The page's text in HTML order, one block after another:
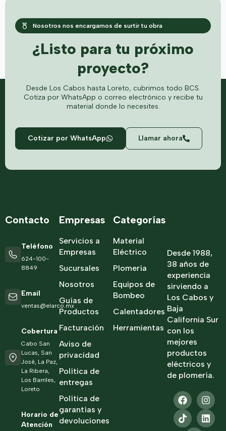
Nosotros nos encargamos de surtir tu obra
¿Listo para tu próximo
proyecto?
Desde Los Cabos hasta Loreto, cubrimos todo BCS.
Cotiza por WhatsApp o correo electrónico y recibe tu
material donde lo necesites.
Cotizar por WhatsApp Llamar ahora
Desde 1988,
38 años de
experiencia
sirviendo a
Los Cabos y
Baja
California Sur
con los
mejores
productos
eléctricos y
de plomería.
Categorías
Material
Eléctrico
Plomería
Equipos de
Bombeo
Calentadores
Herramientas
Empresas
Servicios a
Empresas
Sucursales
Nosotros
Guías de
Productos
Facturación
Aviso de
privacidad
Política de
entregas
Política de
garantías y
devoluciones
Contacto
Teléfono
624-100-
8849
Email
ventas@elarco.mx
Cobertura
Cabo San
Lucas, San
José, La Paz,
La Ribera,
Los Barriles,
Loreto
Horario de
Atención